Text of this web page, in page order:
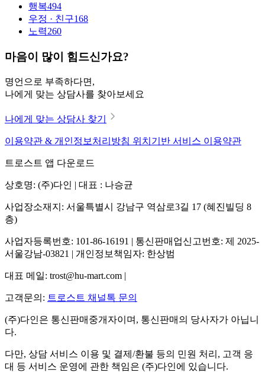
행복494
우정 · 친구168
노력260
마음이 많이 힘드신가요?
명언으로 부족하다면,
나에게 맞는 상담사를 찾아보세요
나에게 맞는 상담사 찾기
이용약관 & 개인정보처리방침 위치기반 서비스 이용약관
트로스트 앱 다운로드
상호명: (주)다인 | 대표 : 나승균
사업장소재지: 서울특별시 강남구 역삼로3길 17 (혜진빌딩 8
층)
사업자등록번호: 101-86-16191 | 통신판매업신고번호: 제 2025-
서울강남-03821 | 개인정보책임자: 한상범
대표 메일: trost@hu-mart.com |
고객문의: 트로스트 채널톡 문의
(주)다인은 통신판매중개자이며, 통신판매의 당사자가 아닙니
다.
다만, 상담 서비스 이용 및 결제/환불 등의 민원 처리, 고객 응
대 등 서비스 운영에 관한 책임은 (주)다인에 있습니다.